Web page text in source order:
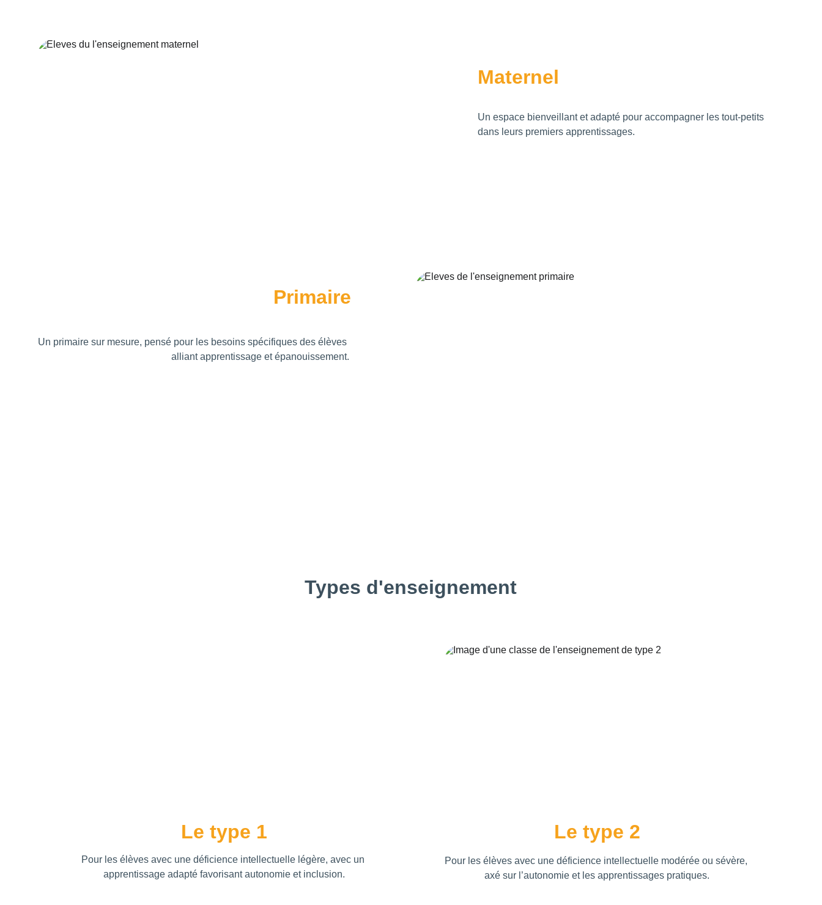
Maternel
Un primaire sur mesure, pensé pour les besoins spécifiques des élèves
alliant apprentissage et épanouissement.
Un espace bienveillant et adapté pour accompagner les tout-petits
dans leurs premiers apprentissages.
Primaire
Pour les élèves avec une déficience intellectuelle légère, avec un
apprentissage adapté favorisant autonomie et inclusion.
Pour les élèves avec une déficience intellectuelle modérée ou sévère,
axé sur l’autonomie et les apprentissages pratiques.
Types d'enseignement
Le type 1 Le type 2